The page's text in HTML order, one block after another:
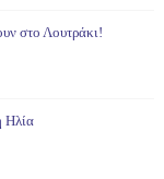
στο Λουτράκι!
Ηλία